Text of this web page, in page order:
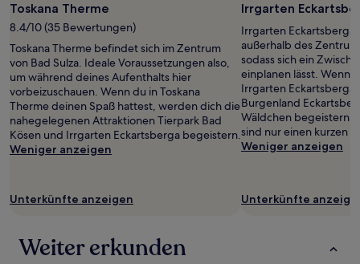
1 Übernachtung
von
gefunden
wurde.
Preise
und
Verfügbarkeiten
können
sich
ändern.
zusätzliche
Toskana Therme
8.4/10 (35 Bewertungen)
Toskana Therme befindet sich im Zentrum
von Bad Sulza. Ideale Voraussetzungen also,
um während deines Aufenthalts hier
vorbeizuschauen. Wenn du in Toskana
Therme deinen Spaß hattest, werden dich die
nahegelegenen Attraktionen Tierpark Bad
Kösen und Irrgarten Eckartsberga begeistern.
Weniger anzeigen
Unterkünfte anzeigen
Irrgarten
Irrgarten Eckartsberga
außerhalb des
sodass sich ein
einplanen lässt. Wenn
Irrgarten
Burgenland
Wäldchen begeistern.
sind nur einen kurzen
Weniger anzeigen
Unterkünfte
Weiter erkunden